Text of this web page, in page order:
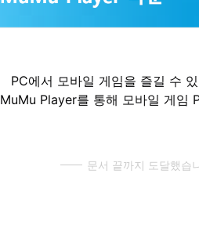
PC에서 모바일 게임을 즐길 수
MuMu Player를 통해 모바일 게임
문서 끝까지 도달했습